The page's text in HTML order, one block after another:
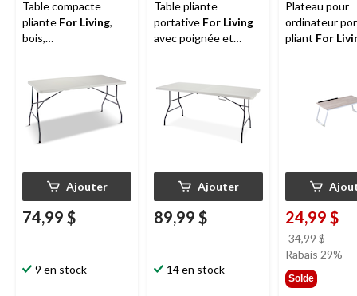
Table compacte
pliante For Living,
bois,
Ajouter
74,99 $
9 en stock
Table pliante
portative For Living
avec poignée et
Ajouter
89,99 $
14 en stock
Plateau pour
ordinateur
pliant For
24,99 $
34,99 $
était
Rabais 29%
Solde